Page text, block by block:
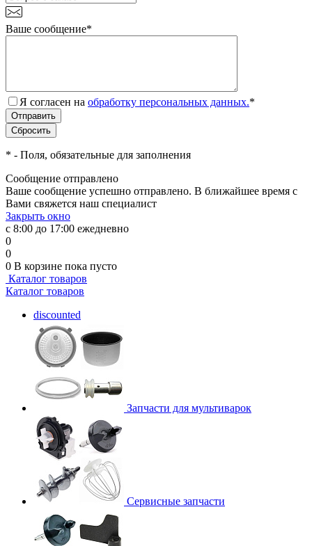
Ваше сообщение*
Я согласен на обработку персональных данных.*
* - Поля, обязательные для заполнения
Сообщение отправлено
Ваше сообщение успешно отправлено. В ближайшее время с
Вами свяжется наш специалист
Закрыть окно
с 8:00 до 17:00 ежедневно
0
0
0 В корзине пока пусто
Каталог товаров
Каталог товаров
discounted
Запчасти для мультиварок
Сервисные запчасти